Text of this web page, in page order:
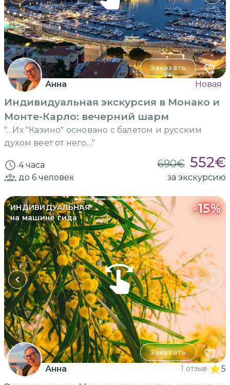
Заказать
Анна Новая
Индивидуальная экскурсия в Монако и
Монте-Карло: вечерний шарм
"…Их "Казино" основано с балетом и русским
духом веет от него…"
4 часа 690€ 552€
до 6 человек за экскурсию
ИНДИВИДУАЛЬНАЯ
на машине гида
-15%
Заказать
Анна 1 отзыв 5